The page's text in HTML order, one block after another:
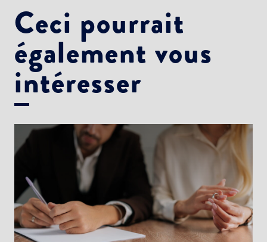
Ceci pourrait
également vous
intéresser